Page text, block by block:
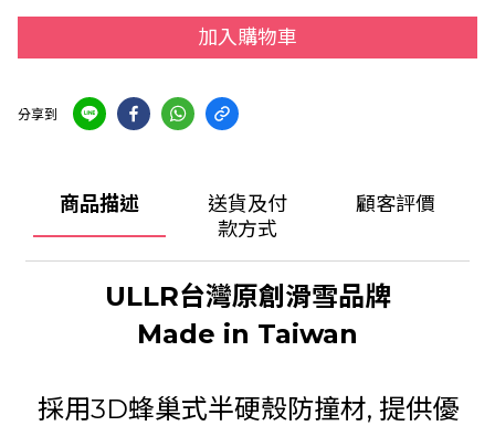
加入購物車
分享到
商品描述
送貨及付
款方式
顧客評價
ULLR台灣原創滑雪品牌
Made in Taiwan
採用3D蜂巢式半硬殼防撞材, 提供優